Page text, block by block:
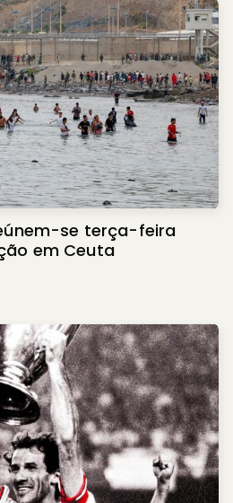
se terça-feira
em Ceuta